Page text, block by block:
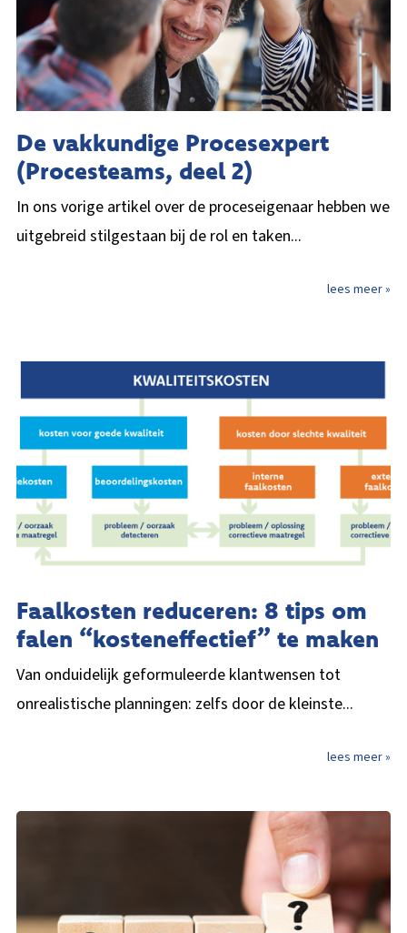
De vakkundige Procesexpert
(Procesteams, deel 2)
In ons vorige artikel over de proceseigenaar hebben we
uitgebreid stilgestaan bij de rol en taken...
lees meer »
Faalkosten reduceren: 8 tips om
falen “kosteneffectief” te maken
Van onduidelijk geformuleerde klantwensen tot
onrealistische planningen: zelfs door de kleinste...
lees meer »